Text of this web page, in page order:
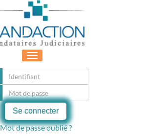
Toggle
navigation
Se connecter
Mot de passe oublié ?